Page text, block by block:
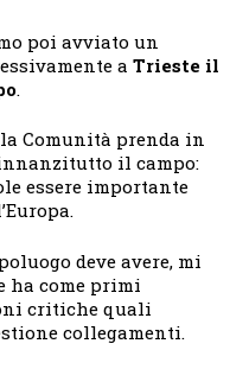
poi avviato un
a Trieste il
.
Comunità prenda in
il campo:
essere importante
deve avere, mi
ha come primi
critiche quali
collegamenti.